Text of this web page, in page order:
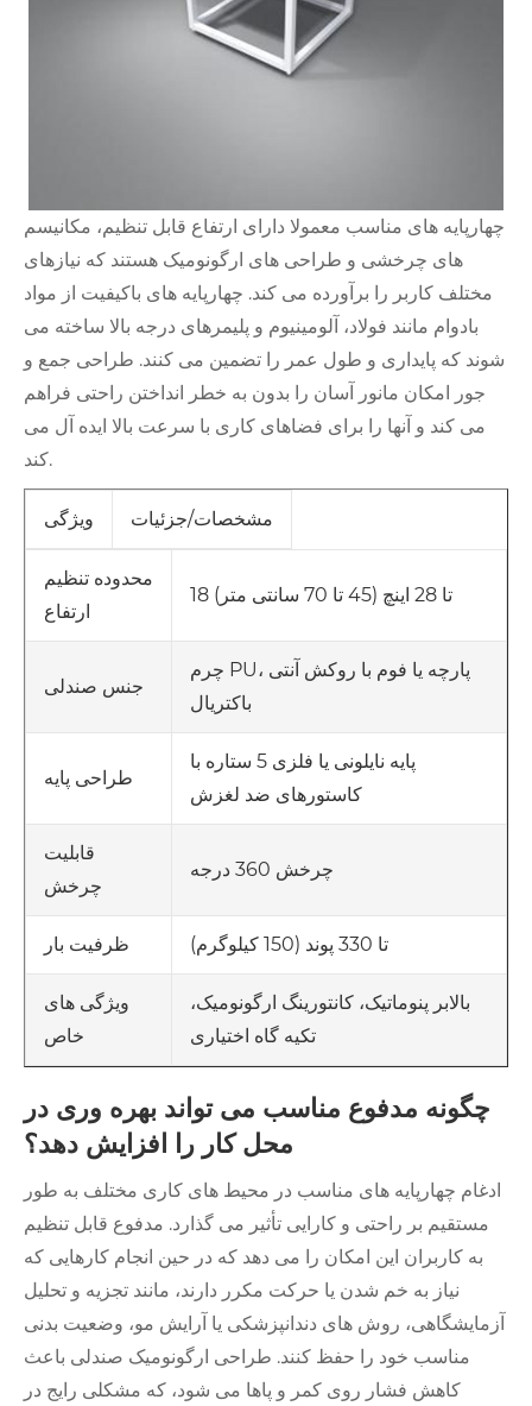
چهارپایه های مناسب معمولا دارای ارتفاع قابل تنظیم، مکانیسم
های چرخشی و طراحی های ارگونومیک هستند که نیازهای
مختلف کاربر را برآورده می کند. چهارپایه های باکیفیت از مواد
بادوام مانند فولاد، آلومینیوم و پلیمرهای درجه بالا ساخته می
شوند که پایداری و طول عمر را تضمین می کنند. طراحی جمع و
جور امکان مانور آسان را بدون به خطر انداختن راحتی فراهم
می کند و آنها را برای فضاهای کاری با سرعت بالا ایده آل می
کند.
ویژگی مشخصات/جزئیات
محدوده تنظیم
ارتفاع
18 تا 28 اینچ (45 تا 70 سانتی متر)
جنس صندلی
چرم PU، پارچه یا فوم با روکش آنتی
باکتریال
طراحی پایه
پایه نایلونی یا فلزی 5 ستاره با
کاستورهای ضد لغزش
قابلیت
چرخش
چرخش 360 درجه
ظرفیت بار تا 330 پوند (150 کیلوگرم)
ویژگی های
خاص
بالابر پنوماتیک، کانتورینگ ارگونومیک،
تکیه گاه اختیاری
چگونه مدفوع مناسب می تواند بهره وری در
محل کار را افزایش دهد؟
ادغام چهارپایه های مناسب در محیط های کاری مختلف به طور
مستقیم بر راحتی و کارایی تأثیر می گذارد. مدفوع قابل تنظیم
به کاربران این امکان را می دهد که در حین انجام کارهایی که
نیاز به خم شدن یا حرکت مکرر دارند، مانند تجزیه و تحلیل
آزمایشگاهی، روش های دندانپزشکی یا آرایش مو، وضعیت بدنی
مناسب خود را حفظ کنند. طراحی ارگونومیک صندلی باعث
کاهش فشار روی کمر و پاها می شود، که مشکلی رایج در